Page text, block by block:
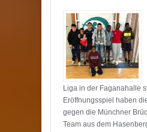
Liga in der Faganahalle
Eröffnungsspiel haben
gegen die Münchner
Team aus dem